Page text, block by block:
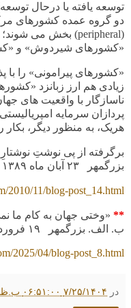
توسعه یافته یا درحال
دو گروه عمده کشورهای
(
peripheral) بخش می شوند؛
«کشورهای شیردوش» و
«کشورهای پیرامونی» را با
زیادی هم ارز زبانزد
ناسازگار با واقعیت های
پردازان سرمایه
هریک، به منظور دیگر، بکار
برگرفته از پی نوشتِ
بزرگمهر ۲۳ آبان ماه ۱۳۸۹
2010/11/blog-post_14.html
** «وختی جهان به کام ما
ب. الف. بزرگمهر ۱۹
2025/04/blog-post_8.html
در ۷/۲۵/۱۴۰۴ ۰۶:۵۱:۰۰ ب.ظ.